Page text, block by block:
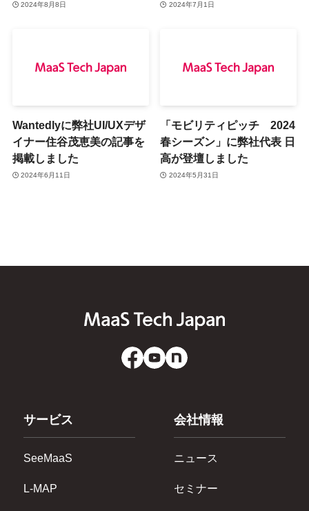
2024年8月8日 2024年7月1日
Wantedlyに弊社UI/UXデザ
イナー住谷茂恵美の記事を
掲載しました
2024年6月11日
「モビリティピッチ 2024
春シーズン」に弊社代表 日
高が登壇しました
2024年5月31日
サービス
SeeMaaS
L-MAP
会社情報
ニュース
セミナー